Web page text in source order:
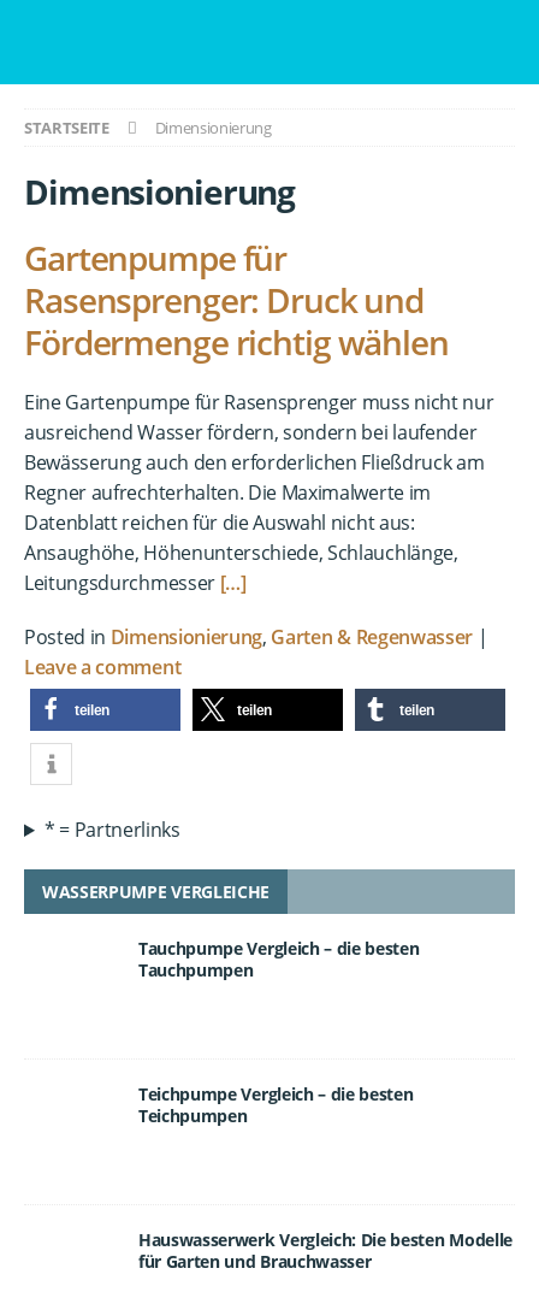
STARTSEITE Dimensionierung
Dimensionierung
Gartenpumpe für
Rasensprenger: Druck und
Fördermenge richtig wählen
Eine Gartenpumpe für Rasensprenger muss nicht nur
ausreichend Wasser fördern, sondern bei laufender
Bewässerung auch den erforderlichen Fließdruck am
Regner aufrechterhalten. Die Maximalwerte im
Datenblatt reichen für die Auswahl nicht aus:
Ansaughöhe, Höhenunterschiede, Schlauchlänge,
Leitungsdurchmesser […]
Posted in Dimensionierung, Garten & Regenwasser |
Leave a comment
teilen teilen teilen
* = Partnerlinks
WASSERPUMPE VERGLEICHE
Tauchpumpe Vergleich – die besten
Tauchpumpen
Teichpumpe Vergleich – die besten
Teichpumpen
Hauswasserwerk Vergleich: Die besten Modelle
für Garten und Brauchwasser